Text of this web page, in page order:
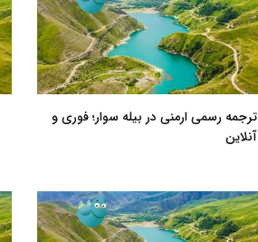
ترجمه رسمی ارمنی در بیله سوار؛ فوری و
آنلاین